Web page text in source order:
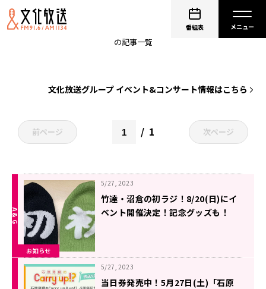
番組表
の記事一覧
文化放送グループ イベント&コンサート情報はこちら
前ページ 1 次ページ
お知らせ
5/27, 2023
竹達・沼倉の初ラジ！8/20(日)にイ
ベント開催決定！記念グッズも！
5/27, 2023
当日券発売中！5月27日(土)「石原